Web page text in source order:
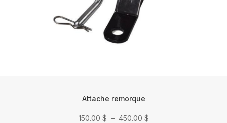
Attache remorque
150.00 $ – 450.00 $Plage